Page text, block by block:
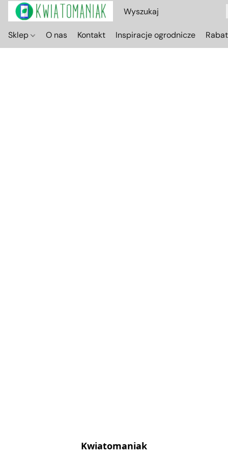
Sklep O nas Kontakt Inspiracje ogrodnicze
Kwiatomaniak